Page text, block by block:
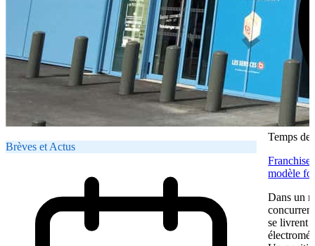
Brèves et Actus
Temps de
Franchise
modèle
Dans un
se livrent